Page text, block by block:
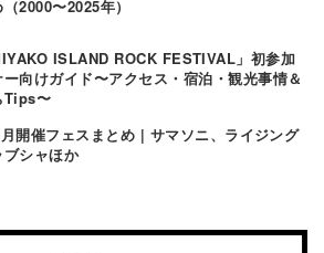
2000〜2025年）
ISLAND ROCK FESTIVAL」初参加
ー向けガイド〜アクセス・宿泊・観光事情＆
Tips〜
開催フェスまとめ | サマソニ、ライジング
シャほか